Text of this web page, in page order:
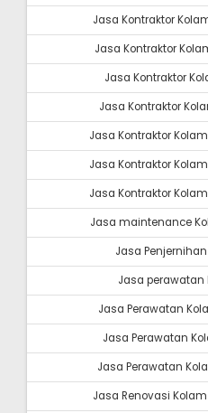
Jasa Kontraktor
Jasa Kontraktor
Jasa Kontraktor
Jasa Kontraktor
Jasa Kontraktor
Jasa Kontraktor
Jasa Kontraktor
Jasa maintenance
Jasa
Jasa perawatan
Jasa Perawatan
Jasa Perawatan
Jasa Perawatan
Jasa Renovasi